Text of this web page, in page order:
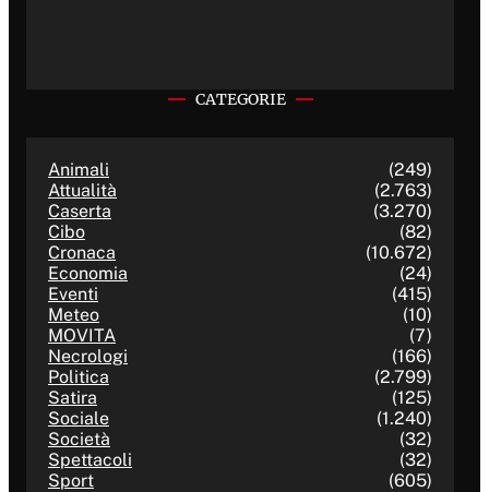
CATEGORIE
Animali
(249)
Attualità
(2.763)
Caserta
(3.270)
Cibo
(82)
Cronaca
(10.672)
Economia
(24)
Eventi
(415)
Meteo
(10)
MOVITA
(7)
Necrologi
(166)
Politica
(2.799)
Satira
(125)
Sociale
(1.240)
Società
(32)
Spettacoli
(32)
Sport
(605)